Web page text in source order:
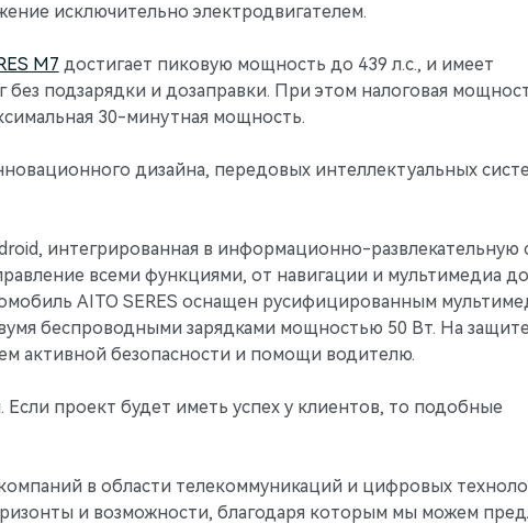
исключительно электродвигателем.
M7 достигает пиковую мощность до 439 л.с., и имеет
подзарядки и дозаправки. При этом налоговая
30-минутная мощность.
дизайна, передовых интеллектуальных
интегрированная в информационно-развлекательную
всеми функциями, от навигации и мультимедиа до
AITO SERES оснащен русифицированным
беспроводными зарядками мощностью 50 Вт. На защите
активной безопасности и помощи водителю.
проект будет иметь успех у клиентов, то подобные
в области телекоммуникаций и цифровых
и возможности, благодаря которым мы можем